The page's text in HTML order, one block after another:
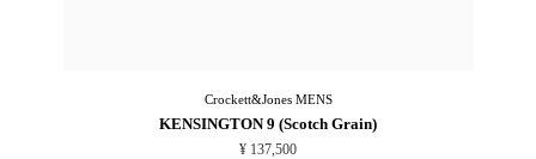
Crockett&JonesMENS
KENSINGTON 9 (Scotch Grain)
¥ 137,500